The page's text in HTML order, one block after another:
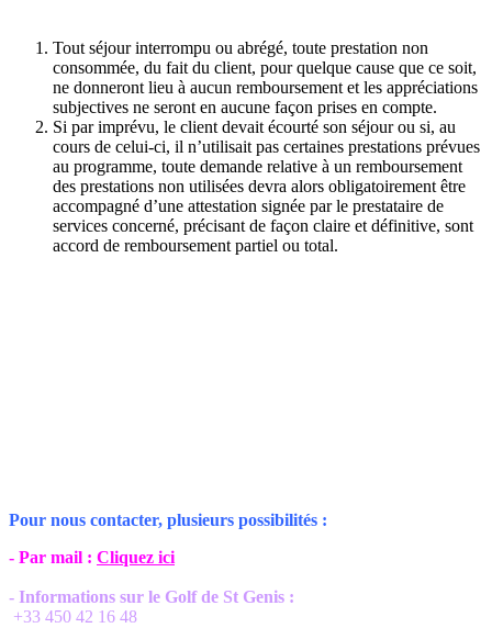
Tout séjour interrompu ou abrégé, toute prestation non
consommée, du fait du client, pour quelque cause que ce soit,
ne donneront lieu à aucun remboursement et les appréciations
subjectives ne seront en aucune façon prises en compte.
Si par imprévu, le client devait écourté son séjour ou si, au
cours de celui-ci, il n’utilisait pas certaines prestations prévues
au programme, toute demande relative à un remboursement
des prestations non utilisées devra alors obligatoirement être
accompagné d’une attestation signée par le prestataire de
services concerné, précisant de façon claire et définitive, sont
accord de remboursement partiel ou total.
Pour nous contacter, plusieurs possibilités :
- Par mail : Cliquez ici
- Informations sur le Golf de St Genis :
+33 450 42 16 48